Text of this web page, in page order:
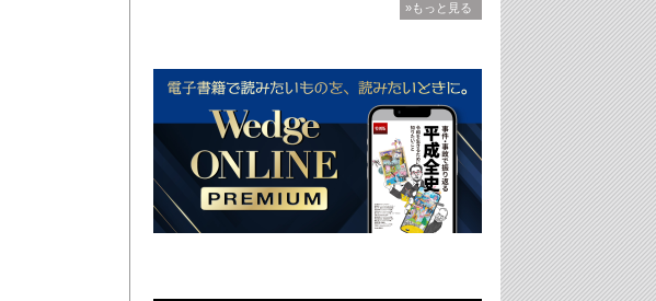
»もっと見る